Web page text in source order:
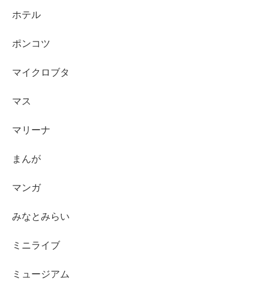
ホテル
ポンコツ
マイクロブタ
マス
マリーナ
まんが
マンガ
みなとみらい
ミニライブ
ミュージアム